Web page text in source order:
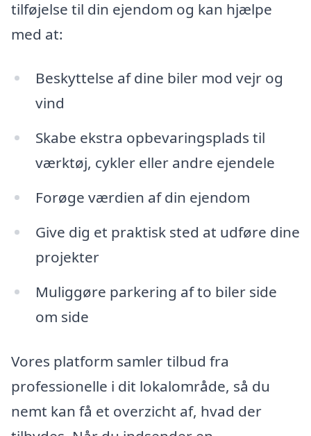
tilføjelse til din ejendom og kan hjælpe
med at:
Beskyttelse af dine biler mod vejr og
vind
Skabe ekstra opbevaringsplads til
værktøj, cykler eller andre ejendele
Forøge værdien af din ejendom
Give dig et praktisk sted at udføre dine
projekter
Muliggøre parkering af to biler side
om side
Vores platform samler tilbud fra
professionelle i dit lokalområde, så du
nemt kan få et overzicht af, hvad der